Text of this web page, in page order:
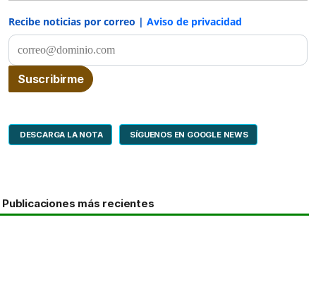
Recibe noticias por correo | Aviso de privacidad
DESCARGA LA NOTA SÍGUENOS EN GOOGLE NEWS
Publicaciones más recientes